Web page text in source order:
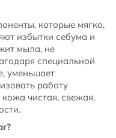
которые мягко,
избытки себума и
мыла, не
специальной
уменьшает
работу
чистая, свежая,